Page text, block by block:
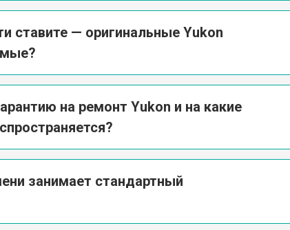
ставите — оригинальные Yukon
на ремонт Yukon и на какие
занимает стандартный